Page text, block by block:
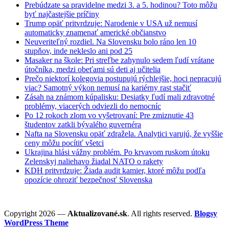
Prebúdzate sa pravidelne medzi 3. a 5. hodinou? Toto môžu
byť najčastejšie príčiny
Trump opäť pritvrdzuje: Narodenie v USA už nemusí
automaticky znamenať americké občianstvo
Neuveriteľný rozdiel. Na Slovensku bolo ráno len 10
stupňov, inde nekleslo ani pod 25
Masaker na škole: Pri streľbe zahynulo sedem ľudí vrátane
útočníka, medzi obeťami sú deti aj učitelia
Prečo niektorí kolegovia postupujú rýchlejšie, hoci nepracujú
viac? Samotný výkon nemusí na kariérny rast stačiť
Zásah na známom kúpalisku: Desiatky ľudí mali zdravotné
problémy, viacerých odviezli do nemocníc
Po 12 rokoch zlom vo vyšetrovaní: Pre zmiznutie 43
študentov zatkli bývalého guvernéra
Nafta na Slovensku opäť zdražela. Analytici varujú, že vyššie
ceny môžu pocítiť všetci
Ukrajina hlási vážny problém. Po krvavom ruskom útoku
Zelenskyj naliehavo žiadal NATO o rakety
KDH pritvrdzuje: Žiada audit kamier, ktoré môžu podľa
opozície ohroziť bezpečnosť Slovenska
Copyright 2026 — Aktualizované.sk. All rights reserved. Blogsy
WordPress Theme